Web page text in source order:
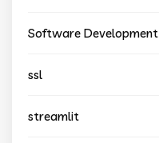
Software Development
ssl
streamlit